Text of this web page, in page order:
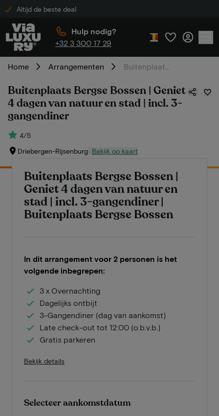
Altijd de beste deal
Hulp nodig?
+32 3 300 17 29
Home Arrangementen
Buitenplaats Bergse Bossen | Geniet
4 dagen van natuur en stad | incl. 3-
gangendiner
4/5
Driebergen-Rijsenburg Bekijk op kaart
Buitenplaats Bergse Bossen |
Geniet 4 dagen van natuur en
stad | incl. 3-gangendiner |
Buitenplaats Bergse Bossen
In dit arrangement voor 2 personen is het
volgende inbegrepen:
3 x Overnachting
Dagelijks ontbijt
3-Gangendiner (dag van aankomst)
Late check-out tot 12:00 (o.b.v.b.)
Gratis parkeren
Bekijk details
Selecteer aankomstdatum